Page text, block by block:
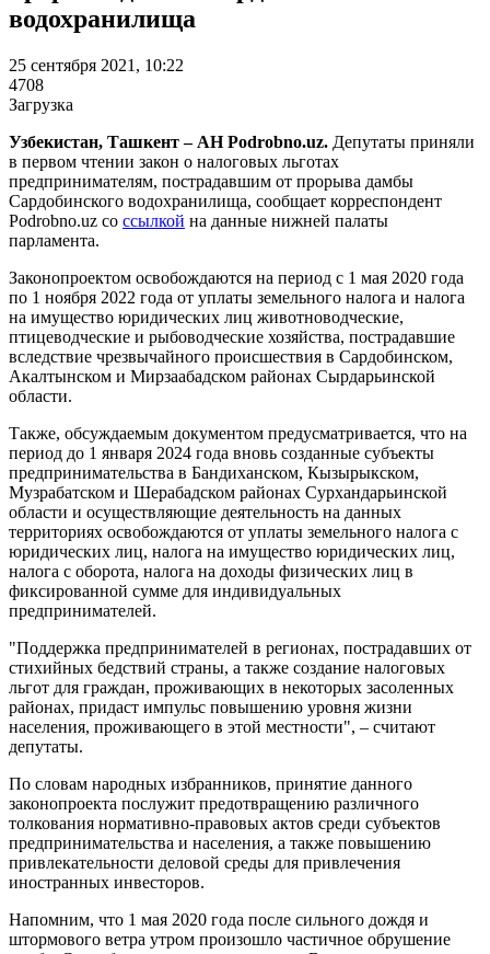
водохранилища
25 сентября 2021, 10:22
4708
Загрузка
Узбекистан, Ташкент – АН Podrobno.uz. Депутаты приняли
в первом чтении закон о налоговых льготах
предпринимателям, пострадавшим от прорыва дамбы
Сардобинского водохранилища, сообщает корреспондент
Podrobno.uz со ссылкой на данные нижней палаты
парламента.
Законопроектом освобождаются на период с 1 мая 2020 года
по 1 ноября 2022 года от уплаты земельного налога и налога
на имущество юридических лиц животноводческие,
птицеводческие и рыбоводческие хозяйства, пострадавшие
вследствие чрезвычайного происшествия в Сардобинском,
Акалтынском и Мирзаабадском районах Сырдарьинской
области.
Также, обсуждаемым документом предусматривается, что на
период до 1 января 2024 года вновь созданные субъекты
предпринимательства в Бандиханском, Кызырыкском,
Музрабатском и Шерабадском районах Сурхандарьинской
области и осуществляющие деятельность на данных
территориях освобождаются от уплаты земельного налога с
юридических лиц, налога на имущество юридических лиц,
налога с оборота, налога на доходы физических лиц в
фиксированной сумме для индивидуальных
предпринимателей.
"Поддержка предпринимателей в регионах, пострадавших от
стихийных бедствий страны, а также создание налоговых
льгот для граждан, проживающих в некоторых засоленных
районах, придаст импульс повышению уровня жизни
населения, проживающего в этой местности", – считают
депутаты.
По словам народных избранников, принятие данного
законопроекта послужит предотвращению различного
толкования нормативно-правовых актов среди субъектов
предпринимательства и населения, а также повышению
привлекательности деловой среды для привлечения
иностранных инвесторов.
Напомним, что 1 мая 2020 года после сильного дождя и
штормового ветра утром произошло частичное обрушение